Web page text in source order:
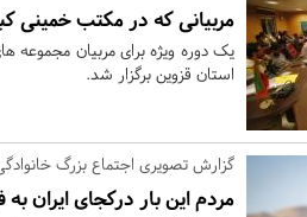
مربیانی که در مکتب خمینی
یک دوره ویژه برای مربیان مجموعه
استان قزوین برگزار شد.
گزارش تصویری اجتماع بزرگ
مردم این بار درکجای ایران